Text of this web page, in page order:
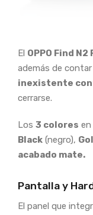
El OPPO Find N2
además de
inexistente
cerrarse.
Los 3 colores
Black (negro),
acabado mate.
Pantalla y
El panel que